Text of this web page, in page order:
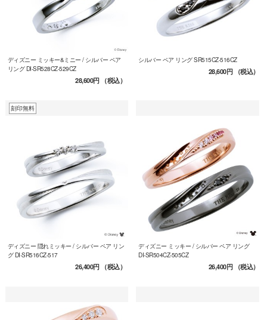
ディズニー ミッキー&ミニー / シルバー ペア
リング DI-SR528CZ-529CZ
28,600円（税込）
シルバー ペア リング SR515CZ-516CZ
28,600円（税込）
刻印無料
ディズニー 隠れミッキー / シルバー ペア リン
グ DI-SR516CZ-517
26,400円（税込）
ディズニー ミッキー / シルバー ペア リング
DI-SR504CZ-505CZ
26,400円（税込）